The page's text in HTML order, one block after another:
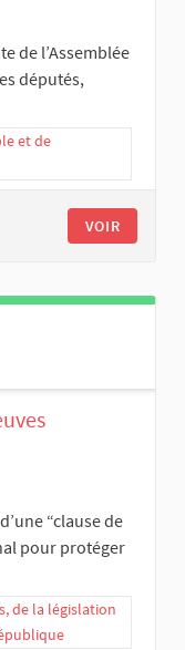
de l’Assemblée
députés,
et de
VOIR
“clause de
pour protéger
de la législation